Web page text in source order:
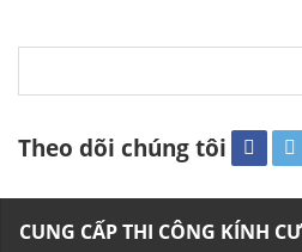
Theo dõi chúng tôi
CUNG CẤP THI CÔNG KÍNH